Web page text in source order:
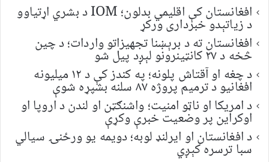
افغانستان کې اقلیمي بدلون؛ IOM د بشري اړتیاوو
د زیاتېدو خبرداری ورکړ
افغانستان ته د برېښنا تجهیزاتو واردات؛ د چین
څخه د ۲۷ کانټینرونو لېږد پیل شو
د چغه او آقتاش پلونه؛ په کندز کې د ۱۲ میلیونه
افغانیو د ترمیم پروژه ۸۷ سلنه بشپړه شوې
د امریکا او ناټو امنیت؛ واشنګټن او لندن د اروپا او
اوکراین پر وضعیت خبرې وکړې
د افغانستان او ایرلنډ لوبه؛ دویمه یو ورځنۍ سیالي
سبا ترسره کېږي